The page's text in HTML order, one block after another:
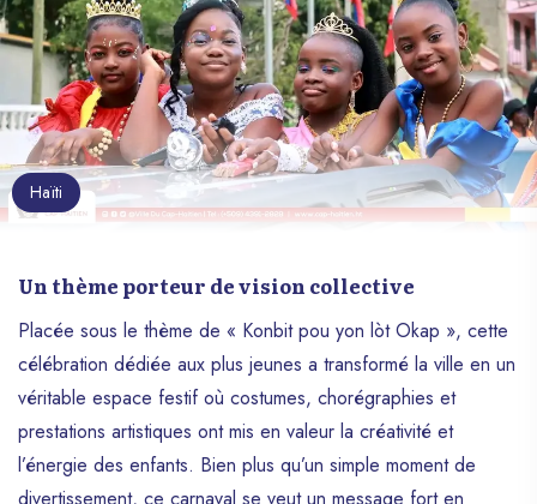
Haïti
Un thème porteur de vision collective
Placée sous le thème de « Konbit pou yon lòt Okap », cette
célébration dédiée aux plus jeunes a transformé la ville en un
véritable espace festif où costumes, chorégraphies et
prestations artistiques ont mis en valeur la créativité et
l’énergie des enfants. Bien plus qu’un simple moment de